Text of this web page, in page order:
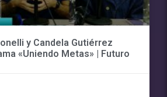
y Candela Gutiérrez
«Uniendo Metas» | Futuro